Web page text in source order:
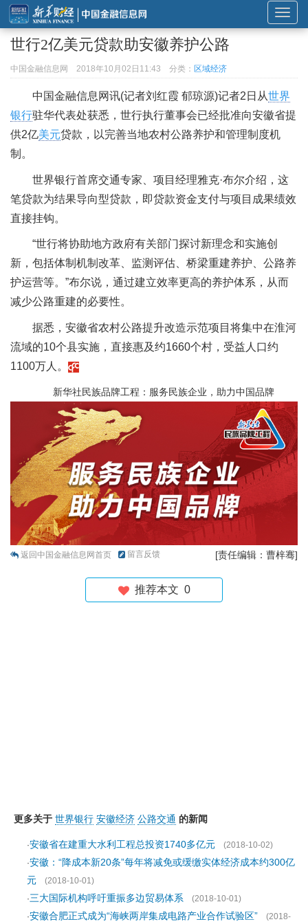
展
开
导
航
世行2亿美元贷款助安徽养护公路
中国金融信息网 2018年10月02日11:43 分类： 区域经济
中国金融信息网讯(记者刘红霞 郁琼源)记者2日从世界
银行驻华代表处获悉，世行执行董事会已经批准向安徽省提
供2亿美元贷款，以完善当地农村公路养护和管理制度机
制。
世界银行首席交通专家、项目经理雅克·布尔介绍，这
笔贷款为结果导向型贷款，即贷款资金支付与项目成果绩效
直接挂钩。
“世行将协助地方政府有关部门探讨新理念和实施创
新，包括体制机制改革、监测评估、桥梁重建养护、公路养
护运营等。”布尔说，通过建立效率更高的养护体系，从而
减少公路重建的必要性。
据悉，安徽省农村公路提升改造示范项目将集中在淮河
流域的10个县实施，直接惠及约1660个村，受益人口约
1100万人。
新华社民族品牌工程：服务民族企业，助力中国品牌
返回中国金融信息网首页 留言反馈 [责任编辑：曹梓骞]
推荐本文 0
更多关于 世界银行 安徽经济 公路交通 的新闻
·安徽省在建重大水利工程总投资1740多亿元
(2018-10-02)
·安徽：“降成本新20条”每年将减免或缓缴实体经济成本约300亿
元
(2018-10-01)
·三大国际机构呼吁重振多边贸易体系
(2018-10-01)
·安徽合肥正式成为“海峡两岸集成电路产业合作试验区” (2018-